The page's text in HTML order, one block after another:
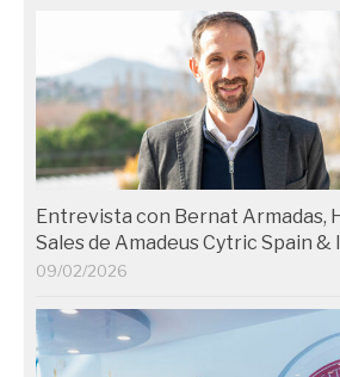
Entrevista con Bernat Armadas,
Sales de Amadeus Cytric Spain &
09/02/2026